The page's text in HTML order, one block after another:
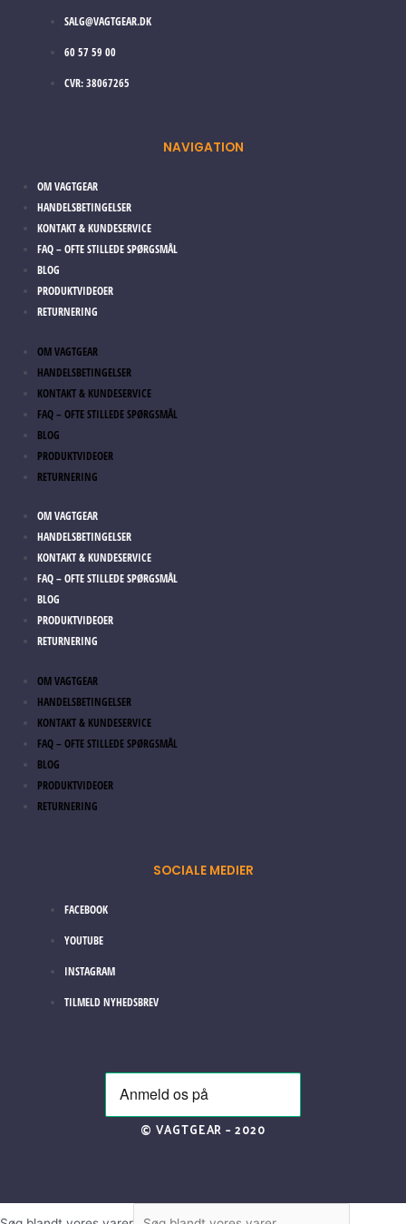
SALG@VAGTGEAR.DK
60 57 59 00
CVR: 38067265
NAVIGATION
OM VAGTGEAR
HANDELSBETINGELSER
KONTAKT & KUNDESERVICE
FAQ – OFTE STILLEDE SPØRGSMÅL
BLOG
PRODUKTVIDEOER
RETURNERING
OM VAGTGEAR
HANDELSBETINGELSER
KONTAKT & KUNDESERVICE
FAQ – OFTE STILLEDE SPØRGSMÅL
BLOG
PRODUKTVIDEOER
RETURNERING
OM VAGTGEAR
HANDELSBETINGELSER
KONTAKT & KUNDESERVICE
FAQ – OFTE STILLEDE SPØRGSMÅL
BLOG
PRODUKTVIDEOER
RETURNERING
OM VAGTGEAR
HANDELSBETINGELSER
KONTAKT & KUNDESERVICE
FAQ – OFTE STILLEDE SPØRGSMÅL
BLOG
PRODUKTVIDEOER
RETURNERING
SOCIALE MEDIER
FACEBOOK
YOUTUBE
INSTAGRAM
TILMELD NYHEDSBREV
© VAGTGEAR – 2020